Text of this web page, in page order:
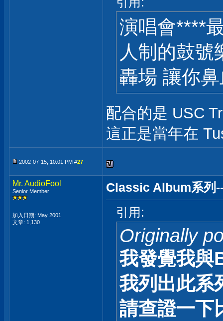
演唱會****
人制的鼓號
轟場 讓你
配合的是 USC
這正是當年在
2002-07-15, 10:01 PM #27
Mr. AudioFool
Senior Member
加入日期: May 2001
文章: 1,130
Classic Album系列
引用:
Originally
我發覺我與
我列出此系
請查證一下